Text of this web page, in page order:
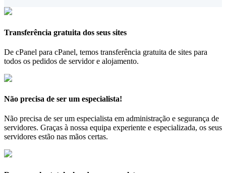
Transferência gratuita dos seus sites
De cPanel para cPanel, temos transferência gratuita de sites para
todos os pedidos de servidor e alojamento.
Não precisa de ser um especialista!
Não precisa de ser um especialista em administração e segurança de
servidores. Graças à nossa equipa experiente e especializada, os seus
servidores estão nas mãos certas.